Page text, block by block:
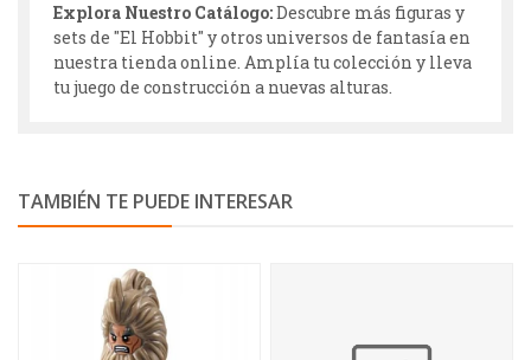
Explora Nuestro Catálogo:Descubre más figuras y
sets de "El Hobbit" y otros universos de fantasía en
nuestra tienda online. Amplía tu colección y lleva
tu juego de construcción a nuevas alturas.
TAMBIÉN TE PUEDE INTERESAR